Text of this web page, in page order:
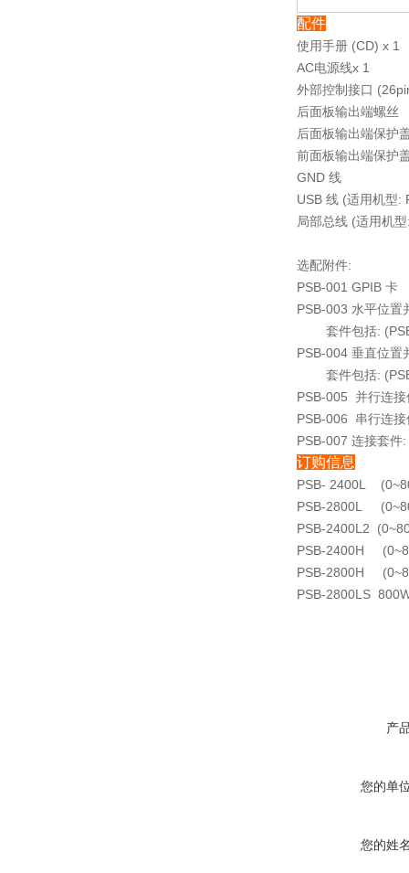
配件
使用手册 (CD) x 1
AC电源线x 1
外部控制接口
后面板输出端螺丝
后面板输出端保护
前面板输出端保护
GND 线
USB 线 (适用机型:
局部总线 (适用机
选配附件:
PSB-001 GPIB 卡
PSB-003 水平位置
套件包括: (PSB-
PSB-004 垂直位置
套件包括: (PSB-
PSB-005 并行连接
PSB-006 串行连接
PSB-007 连接套件
订购信息
PSB- 2400L
PSB-2800L
PSB-2400L2
PSB-2400H
PSB-2800H
PSB-2800LS
产
您的单
您的姓